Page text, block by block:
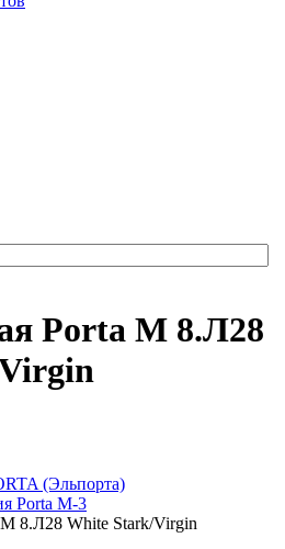
Porta M 8.Л28
(Эльпорта)
Porta M-3
8.Л28 White Stark/Virgin